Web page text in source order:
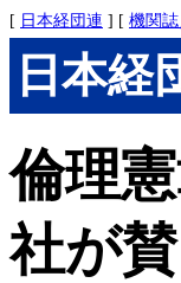
[ 日本経団連 ] [ 機関
日本経
倫理
社が